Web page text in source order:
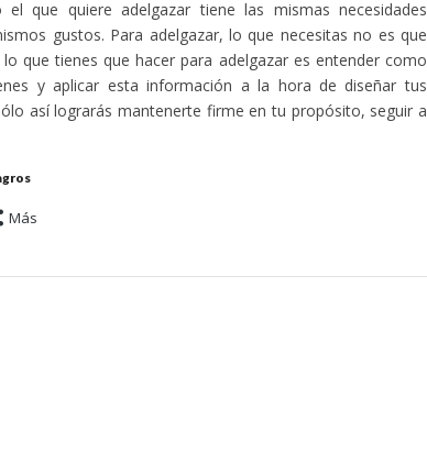
que quiere adelgazar tiene las mismas necesidades
gustos. Para adelgazar, lo que necesitas no es que
que tienes que hacer para adelgazar es entender como
y aplicar esta información a la hora de diseñar tus
así lograrás mantenerte firme en tu propósito, seguir a
Más